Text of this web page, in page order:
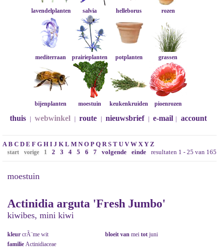
lavendelplanten salvia helleborus rozen
mediterraan prairieplanten potplanten grassen
bijenplanten moestuin keukenkruiden pioenrozen
thuis webwinkel route nieuwsbrief e-mail account
A B C D E F G H I J K L M N O P Q R S T U V W X Y Z
resultaten 1 - 25 van 165
start vorige 1 2 3 4 5 6 7 volgende einde
moestuin
Actinidia arguta 'Fresh Jumbo'
kiwibes, mini kiwi
kleur crÃ¨me wit bloeit van mei tot juni
familie Actinidiaceae